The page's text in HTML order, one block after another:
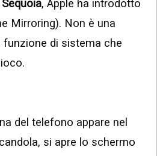
, Apple ha introdotto
Mirroring). Non è una
funzione di sistema che
del telefono appare nel
si apre lo schermo